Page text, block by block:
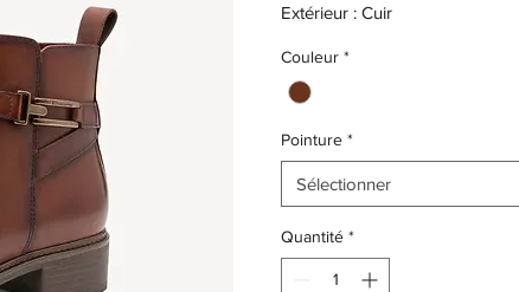
Extérieur : Cuir
textile
Fermeture: Fermeture à glissière
Couleur *
Pointure *
Sélectionner
Quantité *